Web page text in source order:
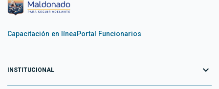
Capacitación en líneaPortal Funcionarios
INSTITUCIONAL expand_more